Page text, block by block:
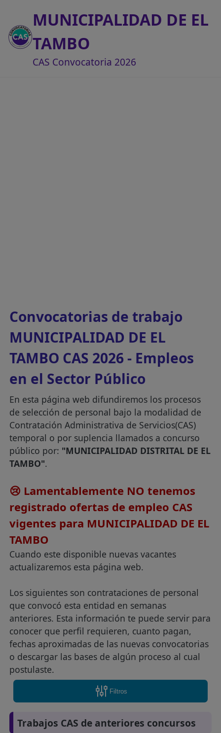
MUNICIPALIDAD DE EL
TAMBO
CAS Convocatoria 2026
Convocatorias de trabajo
MUNICIPALIDAD DE EL
TAMBO CAS 2026 - Empleos
en el Sector Público
En esta página web difundiremos los procesos
de selección de personal bajo la modalidad de
Contratación Administrativa de Servicios(CAS)
temporal o por suplencia llamados a concurso
público por: "MUNICIPALIDAD DISTRITAL DE EL
TAMBO".
😢 Lamentablemente NO tenemos
registrado ofertas de empleo CAS
vigentes para MUNICIPALIDAD DE EL
TAMBO
Cuando este disponible nuevas vacantes
actualizaremos esta página web.
Los siguientes son contrataciones de personal
que convocó esta entidad en semanas
anteriores. Esta información te puede servir para
conocer que perfil requieren, cuanto pagan,
fechas aproximadas de las nuevas convocatorias
o descargar las bases de algún proceso al cual
postulaste.
Filtros
Trabajos CAS de anteriores concursos